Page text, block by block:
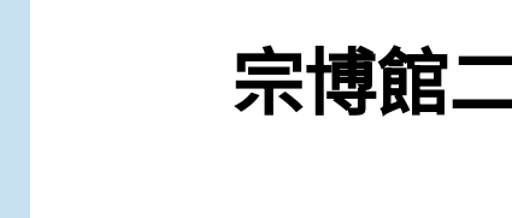
宗博館